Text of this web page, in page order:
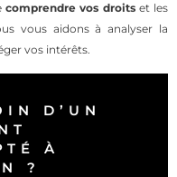
comprendre vos droitset les
vous aidons à analyser la
vos intérêts.
D’UN
À
?